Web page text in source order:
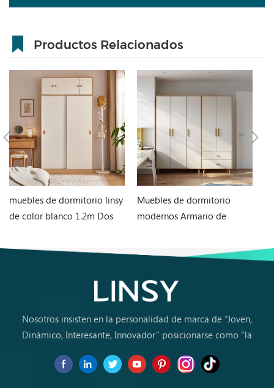
Productos Relacionados
muebles de dormitorio linsy
de color blanco 1.2m Dos
Muebles de dormitorio
modernos Armario de
Nosotros insisten en la personalidad de marca de “Joven,
Dinámico, Interesante, Innovador” posicionarse como "la
por primera vez.